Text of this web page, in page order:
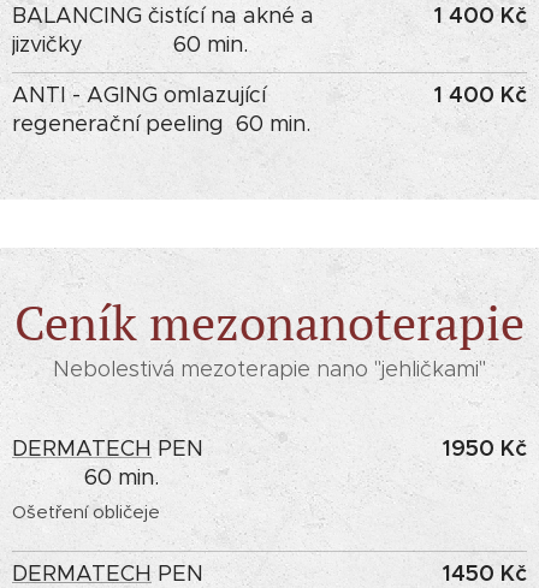
BALANCING čistící na akné a
jizvičky 60 min.
1 400 Kč
ANTI - AGING omlazující
regenerační peeling 60 min.
1 400 Kč
Ceník mezonanoterapie
Nebolestivá mezoterapie nano "jehličkami"
DERMATECH PEN
60 min.
Ošetření obličeje
1950 Kč
DERMATECHPEN
1450 Kč